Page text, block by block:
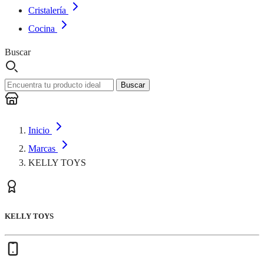
Cristalería
Cocina
Buscar
Buscar
Inicio
Marcas
KELLY TOYS
KELLY TOYS